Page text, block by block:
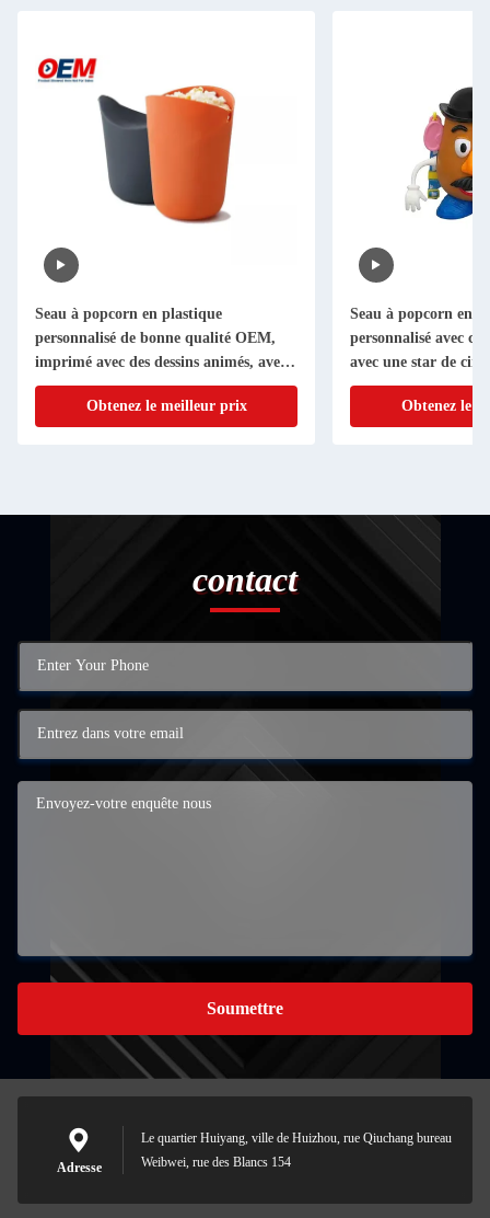
Seau à popcorn en plastique
personnalisé de bonne qualité OEM,
imprimé avec des dessins animés, avec
couvercle pour la promotion
Obtenez le meilleur prix
Seau à popcorn en
personnalisé avec
avec une star de
Obtenez le
contact
Soumettre
Adresse
Le quartier Huiyang, ville de Huizhou, rue Qiuchang bureau
Weibwei, rue des Blancs 154